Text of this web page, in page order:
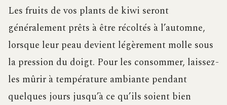
Les fruits de vos plants de kiwi seront
généralement prêts à être récoltés à l’automne,
lorsque leur peau devient légèrement molle sous
la pression du doigt. Pour les consommer, laissez-
les mûrir à température ambiante pendant
quelques jours jusqu’à ce qu’ils soient bien